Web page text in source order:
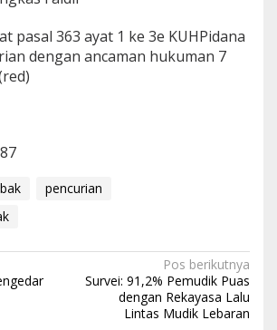
pasal 363 ayat 1 ke 3e KUHPidana
dengan ancaman hukuman 7
87
pencurian
Pos berikutnya
Survei: 91,2% Pemudik Puas
dengan Rekayasa Lalu
Lintas Mudik Lebaran